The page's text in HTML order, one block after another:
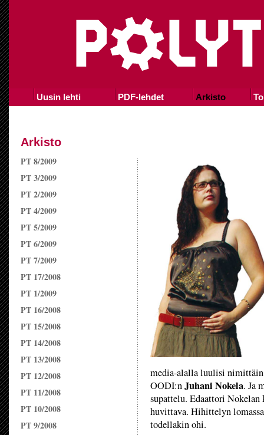
Uusin lehti PDF-lehdet Arkisto
Arkisto
PT 8/2009
PT 3/2009
PT 2/2009
PT 4/2009
PT 5/2009
PT 6/2009
PT 7/2009
PT 17/2008
PT 1/2009
PT 16/2008
PT 15/2008
PT 14/2008
PT 13/2008
PT 12/2008
PT 11/2008
PT 10/2008
PT 9/2008
media-alalla luulisi
OODI:nJuhani Nokela. Ja
supattelu. Edaattori
huvittava. Hihittelyn
todellakin ohi.